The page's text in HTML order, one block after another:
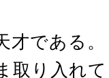
才である
取り入れ